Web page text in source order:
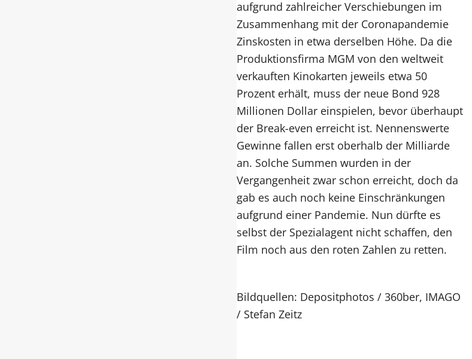
aufgrund zahlreicher Verschiebungen im
Zusammenhang mit der Coronapandemie
Zinskosten in etwa derselben Höhe. Da die
Produktionsfirma MGM von den weltweit
verkauften Kinokarten jeweils etwa 50
Prozent erhält, muss der neue Bond 928
Millionen Dollar einspielen, bevor überhaupt
der Break-even erreicht ist. Nennenswerte
Gewinne fallen erst oberhalb der Milliarde
an. Solche Summen wurden in der
Vergangenheit zwar schon erreicht, doch da
gab es auch noch keine Einschränkungen
aufgrund einer Pandemie. Nun dürfte es
selbst der Spezialagent nicht schaffen, den
Film noch aus den roten Zahlen zu retten.
Bildquellen: Depositphotos / 360ber, IMAGO
/ Stefan Zeitz